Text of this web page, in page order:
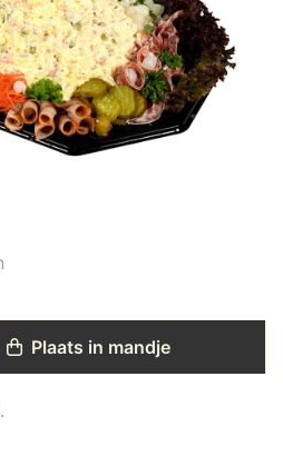
Plaats in mandje